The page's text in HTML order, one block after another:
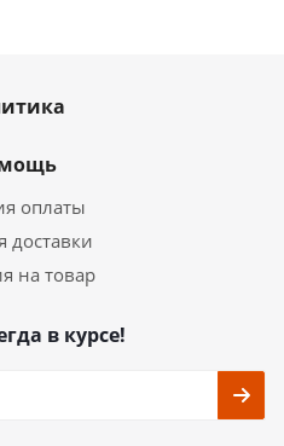
оплаты
доставки
на товар
в курсе!